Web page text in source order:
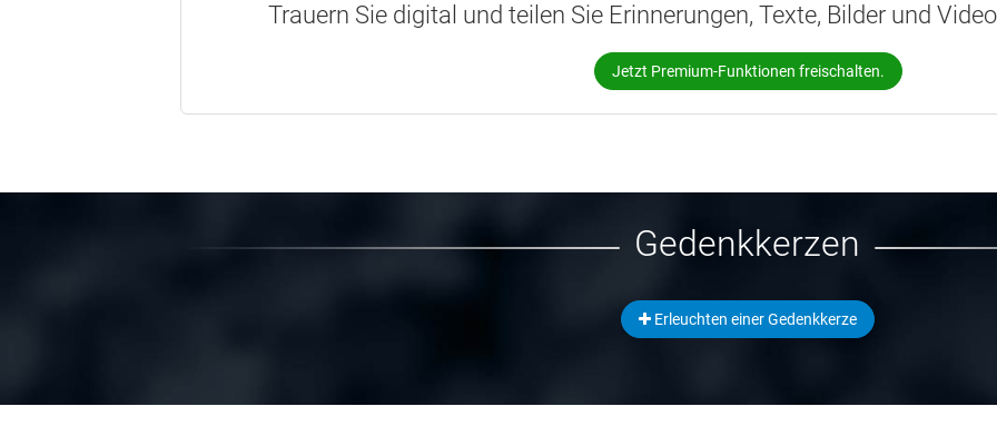
Trauern Sie digital und teilen Sie Erinnerungen, Texte, Bilder und
Jetzt Premium-Funktionen freischalten.
Gedenkkerzen
Erleuchten einer Gedenkkerze